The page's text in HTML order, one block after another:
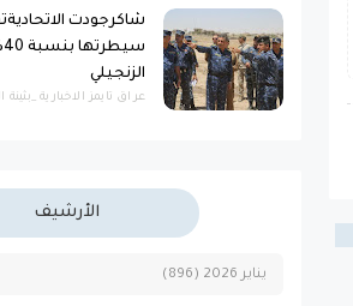
شاكرجودت
الزنجيلي
عراق تايمز الاخبارية _بثينة
الأرشيف